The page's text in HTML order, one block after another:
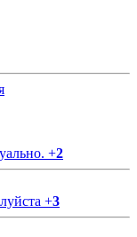
+2
+3